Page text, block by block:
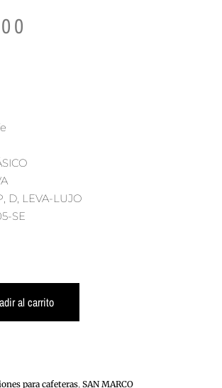
D, LEVA-LUJO
SE
al carrito
para cafeteras, SAN MARCO